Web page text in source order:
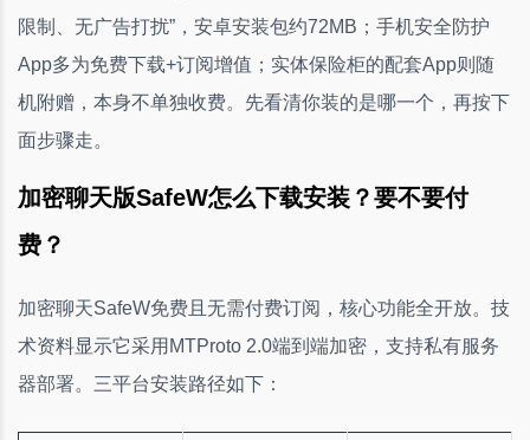
限制、无广告打扰”，安卓安装包约72MB；手机安全防护
App多为免费下载+订阅增值；实体保险柜的配套App则随
机附赠，本身不单独收费。先看清你装的是哪一个，再按下
面步骤走。
加密聊天版SafeW怎么下载安装？要不要付
费？
加密聊天SafeW免费且无需付费订阅，核心功能全开放。技
术资料显示它采用MTProto 2.0端到端加密，支持私有服务
器部署。三平台安装路径如下：